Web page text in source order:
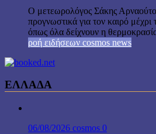
Ο μετεωρολόγος Σάκης
προγνωστικά για τον καιρό
όπως όλα δείχνουν η
ροή ειδήσεων cosmos news
ΕΛΛΑΔΑ
06/08/2026 cosmos 0